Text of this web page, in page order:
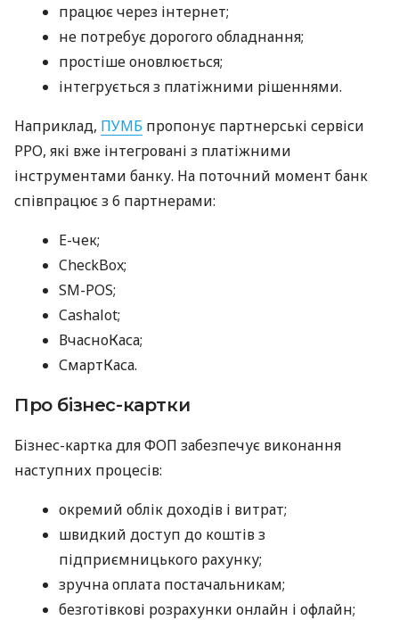
працює через інтернет;
не потребує дорогого обладнання;
простіше оновлюється;
інтегрується з платіжними рішеннями.
Наприклад, ПУМБ пропонує партнерські сервіси
РРО, які вже інтегровані з платіжними
інструментами банку. На поточний момент банк
співпрацює з 6 партнерами:
E-чек;
CheckBox;
SM-POS;
Cashalot;
ВчасноКаса;
СмартКаса.
Про бізнес-картки
Бізнес-картка для ФОП забезпечує виконання
наступних процесів:
окремий облік доходів і витрат;
швидкий доступ до коштів з
підприємницького рахунку;
зручна оплата постачальникам;
безготівкові розрахунки онлайн і офлайн;